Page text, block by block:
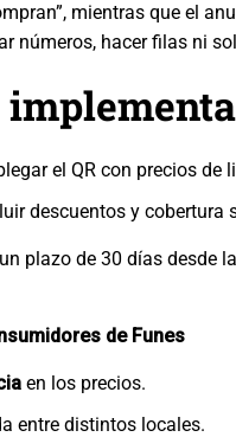
mientras que el
números, hacer filas ni
el QR con precios de
descuentos y cobertura
plazo de 30 días desde
de Funes
en los precios.
entre distintos locales.